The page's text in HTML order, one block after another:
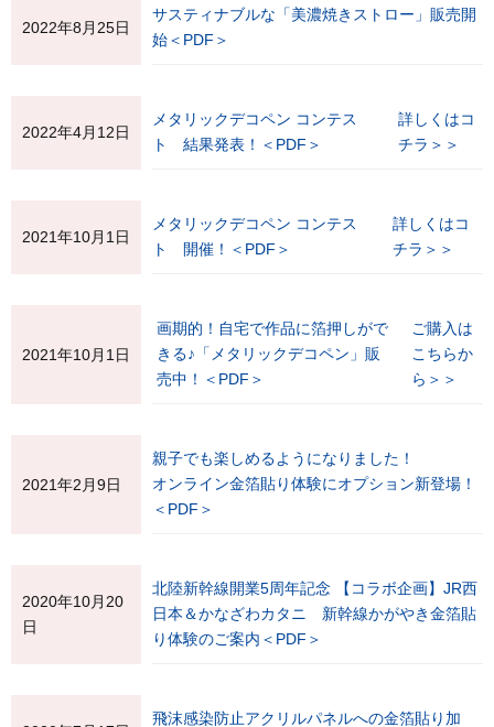
2022年8月25日
サスティナブルな「美濃焼きストロー」販売開
始＜PDF＞
2022年4月12日
メタリックデコペン コンテス
ト 結果発表！＜PDF＞
詳しくはコ
チラ＞＞
2021年10月1日
メタリックデコペン コンテス
ト 開催！＜PDF＞
詳しくはコ
チラ＞＞
2021年10月1日
画期的！自宅で作品に箔押しがで
きる♪「メタリックデコペン」販
売中！＜PDF＞
ご購入は
こちらか
ら＞＞
2021年2月9日
親子でも楽しめるようになりました！
オンライン金箔貼り体験にオプション新登場！
＜PDF＞
2020年10月20
日
北陸新幹線開業5周年記念 【コラボ企画】JR西
日本＆かなざわカタニ 新幹線かがやき金箔貼
り体験のご案内＜PDF＞
飛沫感染防止アクリルパネルへの金箔貼り加